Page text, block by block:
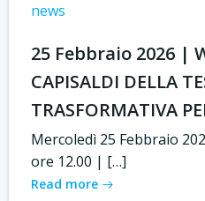
news
25 Febbraio 2026 |
CAPISALDI DELLA
TRASFORMATIVA
Mercoledì 25 Febbraio
ore 12.00 | […]
Read more